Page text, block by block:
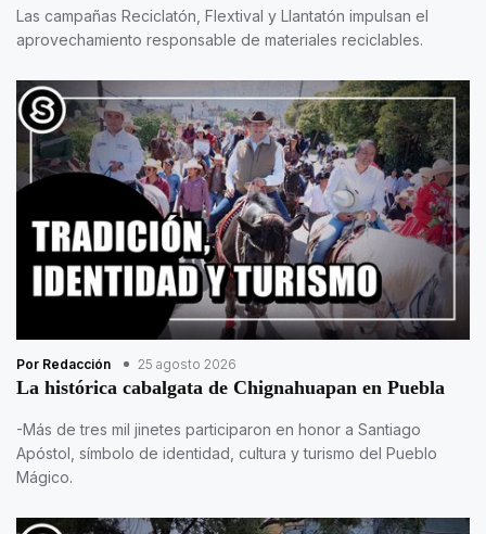
Las campañas Reciclatón, Flextival y Llantatón impulsan el
aprovechamiento responsable de materiales reciclables.
Por Redacción 25 agosto 2026
La histórica cabalgata de Chignahuapan en Puebla
-Más de tres mil jinetes participaron en honor a Santiago
Apóstol, símbolo de identidad, cultura y turismo del Pueblo
Mágico.